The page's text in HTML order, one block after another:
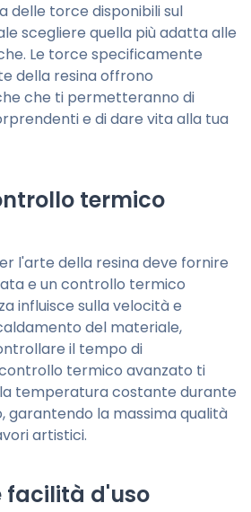
delle torce disponibili sul
scegliere quella più adatta alle
Le torce specificamente
della resina offrono
che ti permetteranno di
e di dare vita alla tua
termico
l'arte della resina deve fornire
e un controllo termico
influisce sulla velocità e
del materiale,
il tempo di
termico avanzato ti
temperatura costante durante
garantendo la massima qualità
artistici.
facilità d'uso